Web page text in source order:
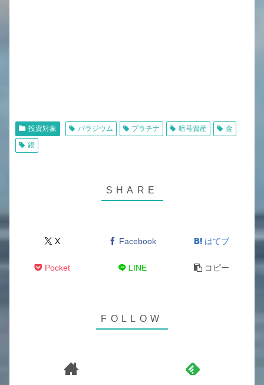
投資対象 パラジウム プラチナ 暗号資産
金
銀
X Facebook はてブ
Pocket LINE コピー